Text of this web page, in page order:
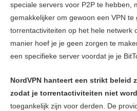
speciale servers voor P2P te hebben,
gemakkelijker om gewoon een VPN te
torrentactiviteiten op het hele netwerk
manier hoef je je geen zorgen te
een specifieke server voordat je je
NordVPN hanteert een strikt beleid
zodat je torrentactiviteiten niet
toegankelijk zijn voor derden. De